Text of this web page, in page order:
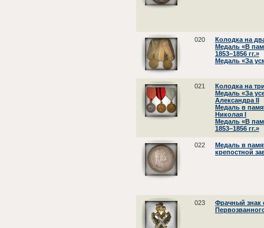
020
Колодка на
Медаль «В
1853–1856 гг.»
Медаль «За
021
Колодка на
Медаль «За
Александра II
Медаль в
Николая I
Медаль «В
1853–1856 гг.»
022
Медаль в
крепостной
023
Фрачный знак